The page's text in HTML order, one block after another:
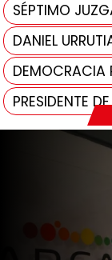
SÉPTIMO
DANIEL
DEMOCRACIA
PRESIDENTE